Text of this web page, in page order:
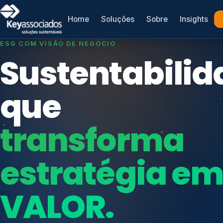
Home Soluções Sobre Insights
SISTEMAS DE GESTÃO OTIMIZADOS E INTEGRADOS
que
protege seu
negócio.
Consultoria, auditoria e treinamentos em ISO
Índices de Mercado
Reputação e Cadeia